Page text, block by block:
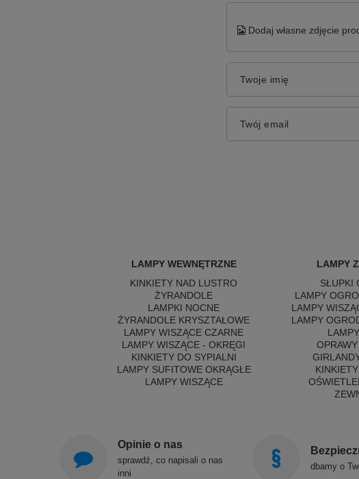
Dodaj własne zdjęcie
Twoje imię
Twój email
LAMPY WEWNĘTRZNE
KINKIETY NAD LUSTRO
ŻYRANDOLE
LAMPKI NOCNE
ŻYRANDOLE KRYSZTAŁOWE
LAMPY WISZĄCE CZARNE
LAMPY WISZĄCE - OKRĘGI
KINKIETY DO SYPIALNI
LAMPY SUFITOWE OKRĄGŁE
LAMPY WISZĄCE
LAMPY
SŁUPKI
LAMPY
LAMPY
LAMPY
Opinie o nas
sprawdź, co napisali o nas
inni
dbamy o